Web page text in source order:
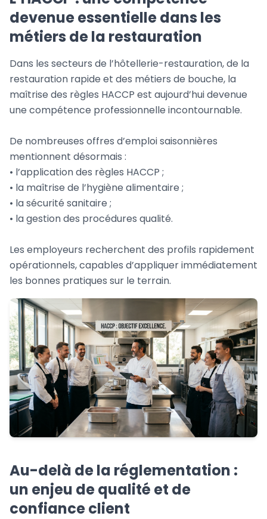
devenue essentielle dans les
métiers de la restauration
Dans les secteurs de l’hôtellerie-restauration, de la
restauration rapide et des métiers de bouche, la
maîtrise des règles HACCP est aujourd’hui devenue
une compétence professionnelle incontournable.
De nombreuses offres d’emploi saisonnières
mentionnent désormais :
• l’application des règles HACCP ;
• la maîtrise de l’hygiène alimentaire ;
• la sécurité sanitaire ;
• la gestion des procédures qualité.
Les employeurs recherchent des profils rapidement
opérationnels, capables d’appliquer immédiatement
les bonnes pratiques sur le terrain.
Au-delà de la réglementation :
un enjeu de qualité et de
confiance client